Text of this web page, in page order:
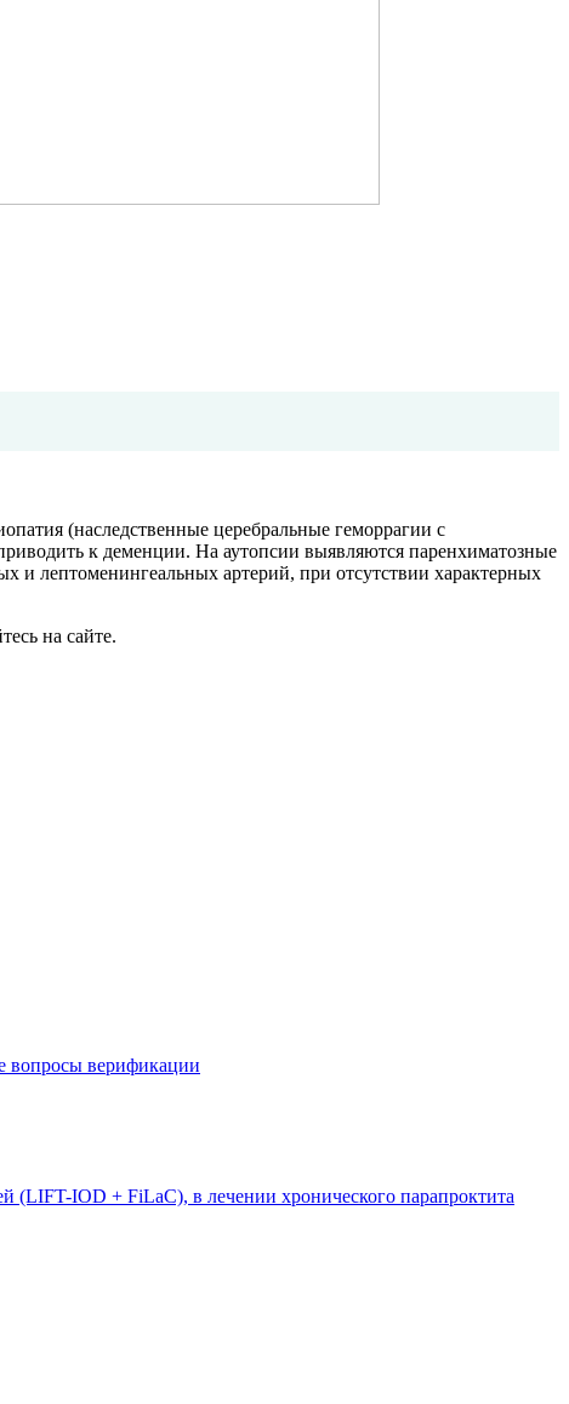
(наследственные церебральные геморрагии с
к деменции. На аутопсии выявляются паренхиматозные
и лептоменингеальных артерий, при отсутствии характерных
на сайте.
вопросы верификации
(LIFT-IOD + FiLaC), в лечении хронического парапроктита